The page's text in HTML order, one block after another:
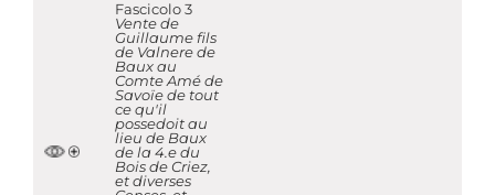
Fascicolo 3
Vente de
Guillaume fils
de Valnere de
Baux au
Comte Amé de
Savoïe de tout
ce qu'il
possedoit au
lieu de Baux
de la 4.e du
Bois de Criez,
et diverses